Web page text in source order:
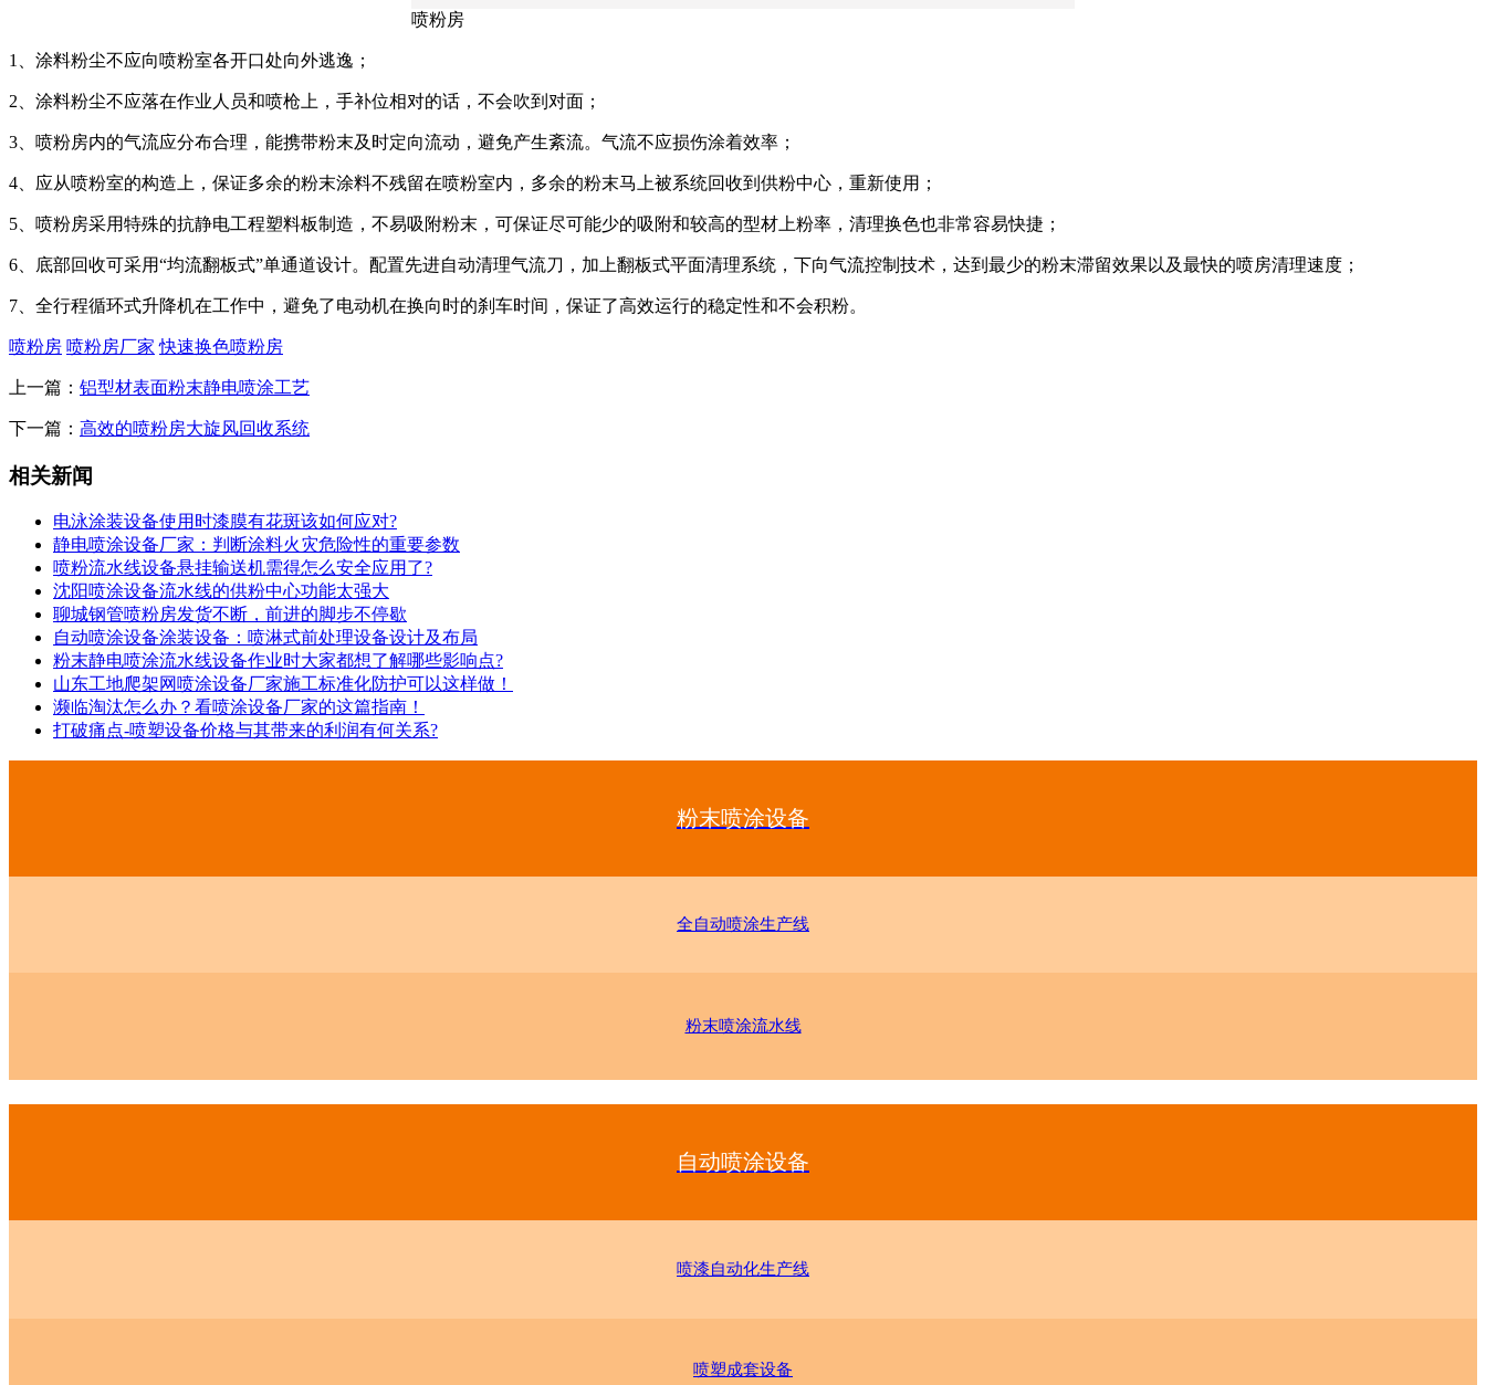
喷粉房
1、涂料粉尘不应向喷粉室各开口处向外逃逸；
2、涂料粉尘不应落在作业人员和喷枪上，手补位相对的话，不会吹到对面；
3、喷粉房内的气流应分布合理，能携带粉末及时定向流动，避免产生紊流。气流不应损伤涂着效率；
4、应从喷粉室的构造上，保证多余的粉末涂料不残留在喷粉室内，多余的粉末马上被系统回收到供粉中心，重新使用；
5、喷粉房采用特殊的抗静电工程塑料板制造，不易吸附粉末，可保证尽可能少的吸附和较高的型材上粉率，清理换色也非常容易快捷；
6、底部回收可采用“均流翻板式”单通道设计。配置先进自动清理气流刀，加上翻板式平面清理系统，下向气流控制技术，达到最少的粉末滞留效果以及最快的喷房清理速度；
7、全行程循环式升降机在工作中，避免了电动机在换向时的刹车时间，保证了高效运行的稳定性和不会积粉。
喷粉房 喷粉房厂家 快速换色喷粉房
上一篇： 铝型材表面粉末静电喷涂工艺
下一篇： 高效的喷粉房大旋风回收系统
相关新闻
电泳涂装设备使用时漆膜有花斑该如何应对?
静电喷涂设备厂家：判断涂料火灾危险性的重要参数
喷粉流水线设备悬挂输送机需得怎么安全应用了?
沈阳喷涂设备流水线的供粉中心功能太强大
聊城钢管喷粉房发货不断，前进的脚步不停歇
自动喷涂设备涂装设备：喷淋式前处理设备设计及布局
粉末静电喷涂流水线设备作业时大家都想了解哪些影响点?
山东工地爬架网喷涂设备厂家施工标准化防护可以这样做！
濒临淘汰怎么办？看喷涂设备厂家的这篇指南！
打破痛点-喷塑设备价格与其带来的利润有何关系?
粉末喷涂设备
全自动喷涂生产线
粉末喷涂流水线
自动喷涂设备
喷漆自动化生产线
喷塑成套设备